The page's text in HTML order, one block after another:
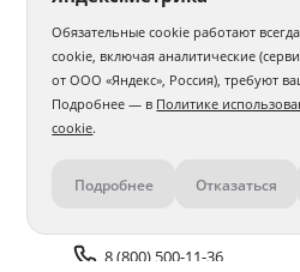
Контакты
8 (800) 500-11-36
Обязательные cookie работают
cookie, включая аналитические
от ООО «Яндекс», Россия), требуют
Подробнее — в Политике
cookie.
Подробнее Отказаться